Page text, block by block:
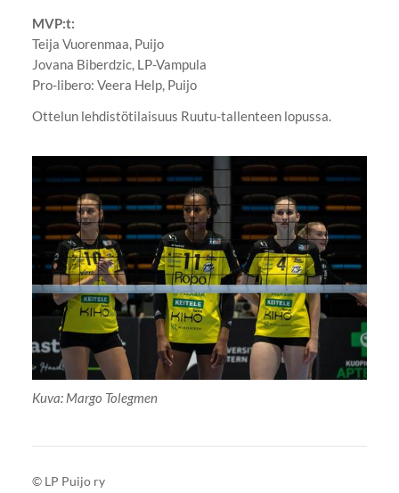
MVP:t:
Teija Vuorenmaa, Puijo
Jovana Biberdzic, LP-Vampula
Pro-libero: Veera Help, Puijo
Ottelun lehdistötilaisuus Ruutu-tallenteen lopussa.
Kuva: Margo Tolegmen
© LP Puijo ry